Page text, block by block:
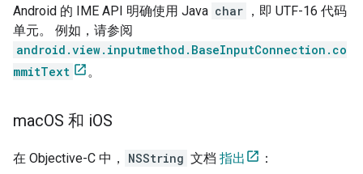
Android 的 IME API 明确使用 Java char ，即 UTF-16 代码
单元。 例如，请参阅
android.view.inputmethod.BaseInputConnection.co
mmitText
。
macOS 和 iOS
在 Objective-C 中， NSString 文档 指出 ：